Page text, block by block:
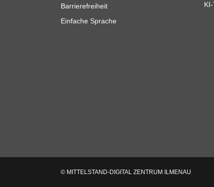
Barrierefreiheit
Einfache Sprache
© MITTELSTAND-DIGITAL ZENTRUM ILMENAU